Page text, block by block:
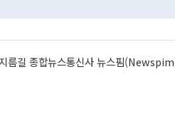
름길 종합뉴스통신사 뉴스핌